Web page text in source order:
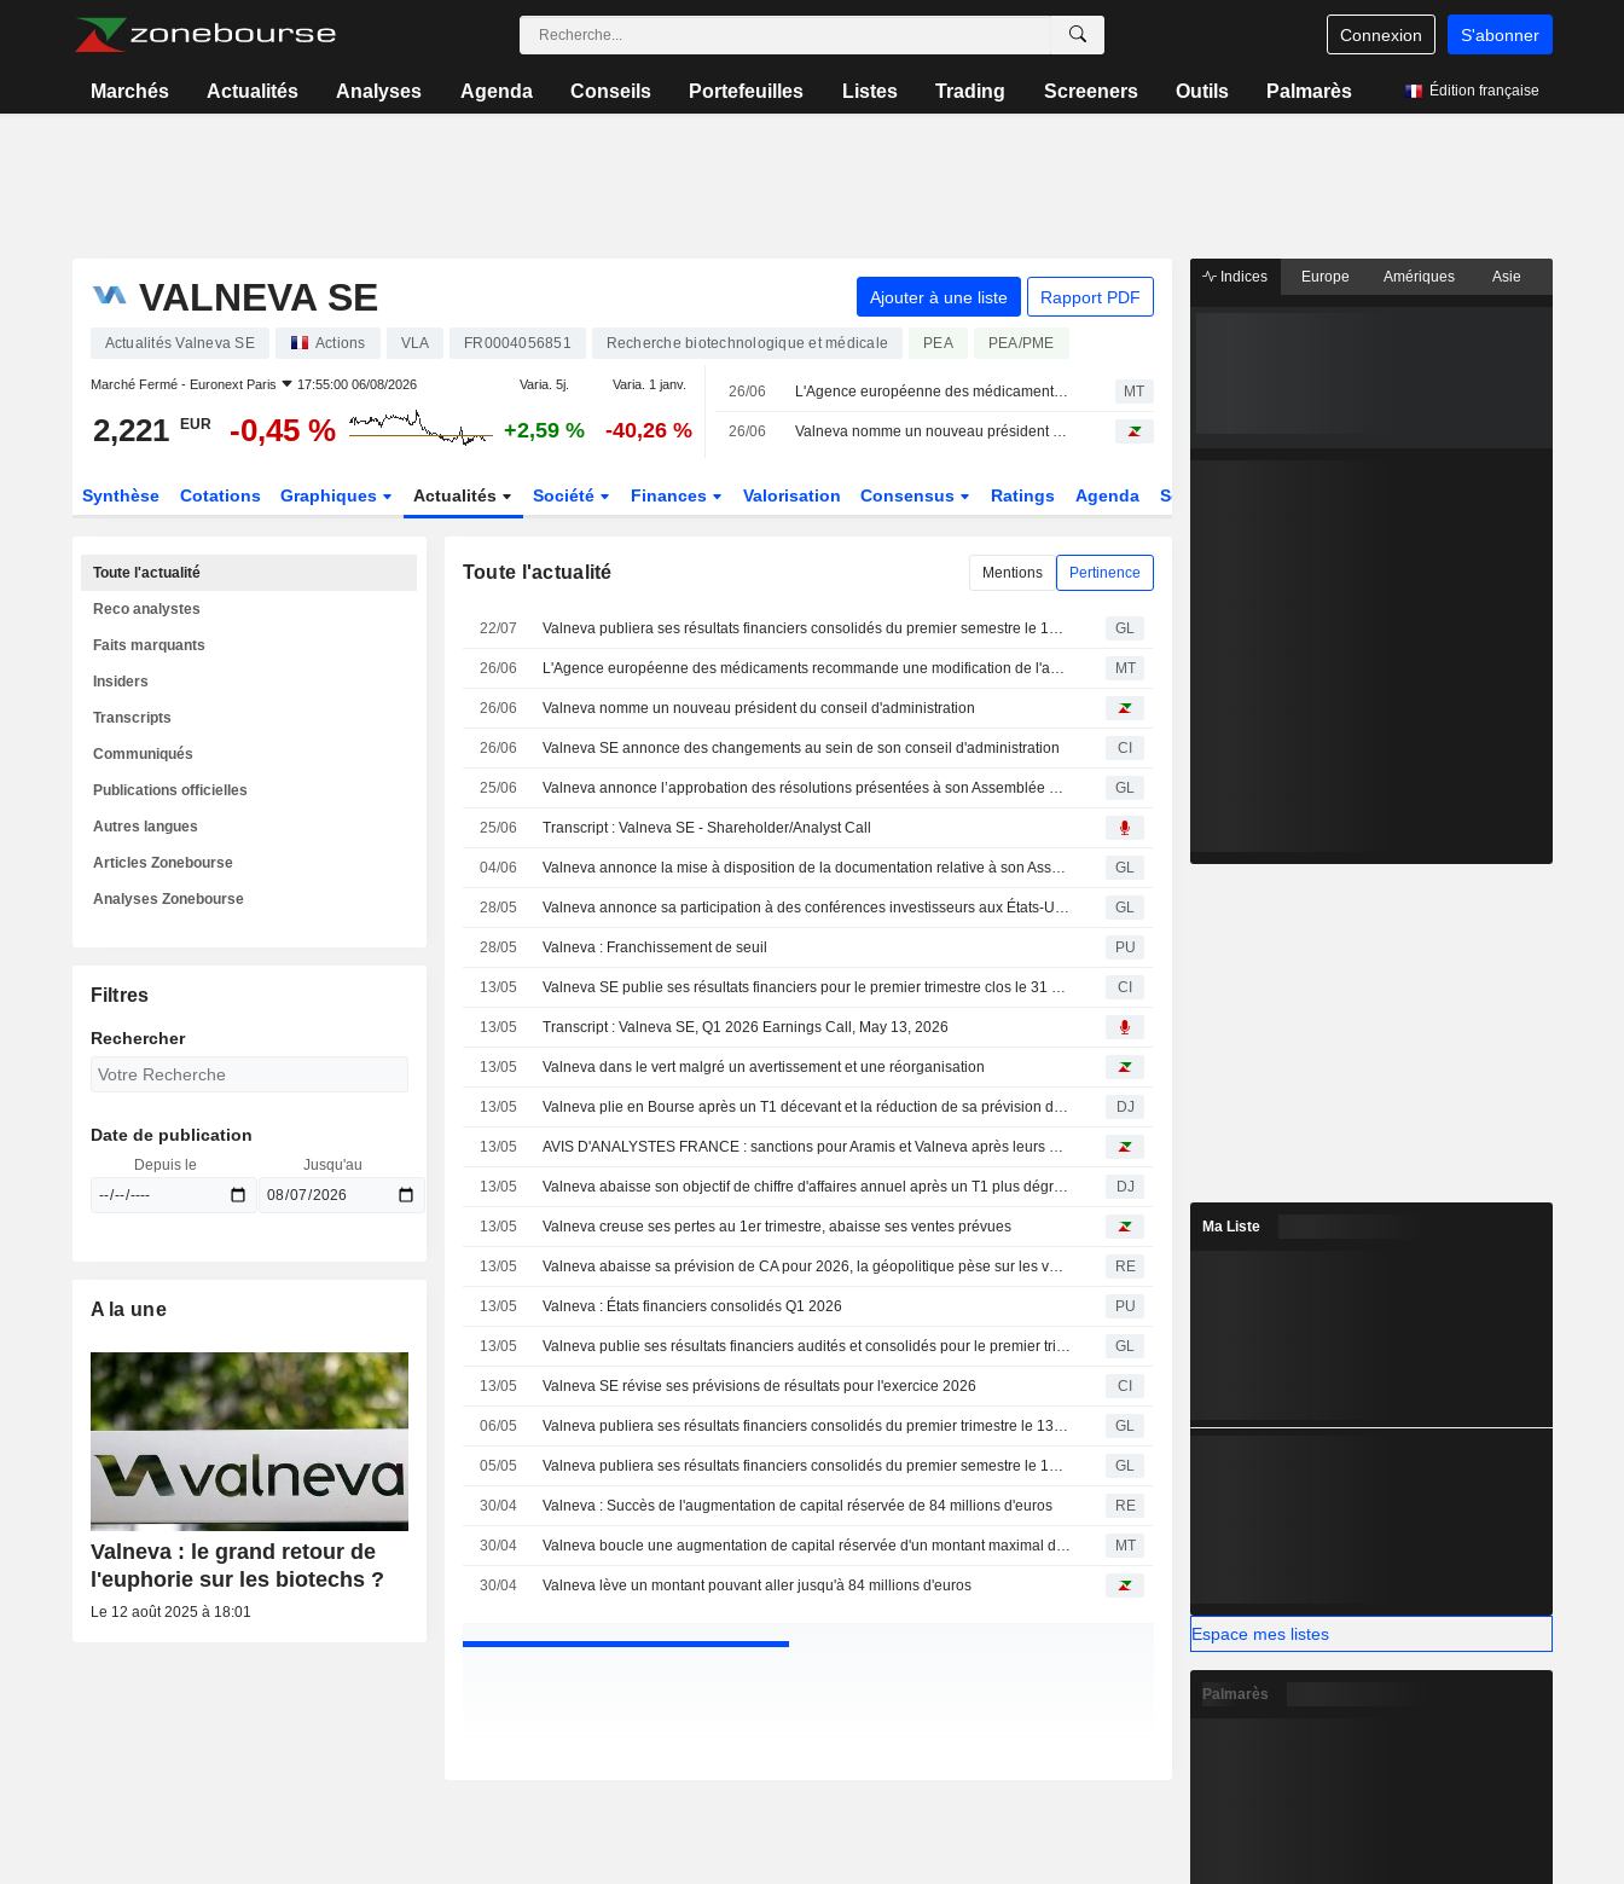
Connexion S'abonner
Marchés Actualités Analyses Agenda Conseils Portefeuilles Listes Trading Screeners Outils Palmarès Édition française
VALNEVA SE Ajouter à une liste Rapport PDF
Actualités Valneva SE Actions VLA FR0004056851 Recherche biotechnologique et médicale PEA PEA/PME
Marché Fermé - Euronext Paris 17:55:00 06/08/2026 Varia. 5j. Varia. 1 janv.
2,221 EUR -0,45 % +2,59 % -40,26 %
26/06 L'Agence européenne des médicaments recommande une modification de l'autorisation de mise sur le marché du vaccin contre le chikungunya de Valneva MT
26/06 Valneva nomme un nouveau président du conseil d'administration
Synthèse Cotations Graphiques Actualités Société Finances Valorisation Consensus Ratings Agenda Secteur
Toute l'actualité Mentions Pertinence
22/07 Valneva publiera ses résultats financiers consolidés du premier semestre le 13 août 2026 GL
26/06 L'Agence européenne des médicaments recommande une modification de l'autorisation de mise sur le marché du vaccin contre le chikungunya de Valneva MT
26/06 Valneva nomme un nouveau président du conseil d'administration
26/06 Valneva SE annonce des changements au sein de son conseil d'administration CI
25/06 Valneva annonce l’approbation des résolutions présentées à son Assemblée Générale GL
25/06 Transcript : Valneva SE - Shareholder/Analyst Call
04/06 Valneva annonce la mise à disposition de la documentation relative à son Assemblée Générale annuelle GL
28/05 Valneva annonce sa participation à des conférences investisseurs aux États-Unis et en Europe GL
28/05 Valneva : Franchissement de seuil PU
13/05 Valneva SE publie ses résultats financiers pour le premier trimestre clos le 31 mars 2026 CI
13/05 Transcript : Valneva SE, Q1 2026 Earnings Call, May 13, 2026
13/05 Valneva dans le vert malgré un avertissement et une réorganisation
13/05 Valneva plie en Bourse après un T1 décevant et la réduction de sa prévision de ventes annuelles DJ
13/05 AVIS D'ANALYSTES FRANCE : sanctions pour Aramis et Valneva après leurs avertissements
13/05 Valneva abaisse son objectif de chiffre d'affaires annuel après un T1 plus dégradé que prévu DJ
13/05 Valneva creuse ses pertes au 1er trimestre, abaisse ses ventes prévues
13/05 Valneva abaisse sa prévision de CA pour 2026, la géopolitique pèse sur les vaccins pour les voyages RE
13/05 Valneva : États financiers consolidés Q1 2026 PU
13/05 Valneva publie ses résultats financiers audités et consolidés pour le premier trimestre 2026 GL
13/05 Valneva SE révise ses prévisions de résultats pour l'exercice 2026 CI
06/05 Valneva publiera ses résultats financiers consolidés du premier trimestre le 13 mai 2026 GL
05/05 Valneva publiera ses résultats financiers consolidés du premier semestre le 13 mai 2026 GL
30/04 Valneva : Succès de l'augmentation de capital réservée de 84 millions d'euros RE
30/04 Valneva boucle une augmentation de capital réservée d'un montant maximal de 84 millions d'euros MT
30/04 Valneva lève un montant pouvant aller jusqu'à 84 millions d'euros
Toute l'actualité
Reco analystes
Faits marquants
Insiders
Transcripts
Communiqués
Publications officielles
Autres langues
Articles Zonebourse
Analyses Zonebourse
Filtres
Rechercher
Date de publication
Depuis le Jusqu'au
A la une
Valneva : le grand retour de
l'euphorie sur les biotechs ?
Le 12 août 2025 à 18:01
Indices Europe Amériques Asie
Ma Liste
Espace mes listes
Palmarès